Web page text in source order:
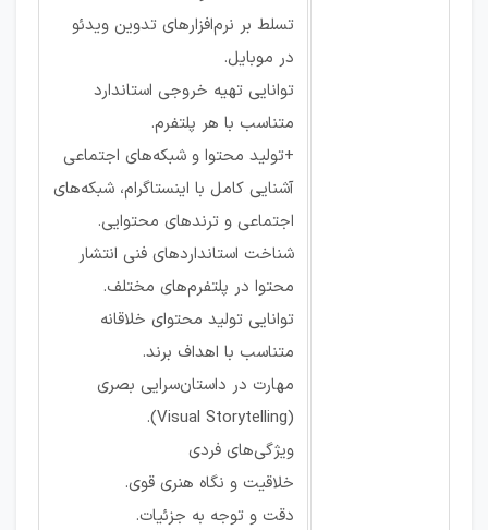
تسلط بر نرم‌افزارهای تدوین ویدئو
در موبایل.
توانایی تهیه خروجی استاندارد
متناسب با هر پلتفرم.
+تولید محتوا و شبکه‌های اجتماعی
آشنایی کامل با اینستاگرام، شبکه‌های
اجتماعی و ترندهای محتوایی.
شناخت استانداردهای فنی انتشار
محتوا در پلتفرم‌های مختلف.
توانایی تولید محتوای خلاقانه
متناسب با اهداف برند.
مهارت در داستان‌سرایی بصری
(Visual Storytelling).
ویژگی‌های فردی
خلاقیت و نگاه هنری قوی.
دقت و توجه به جزئیات.